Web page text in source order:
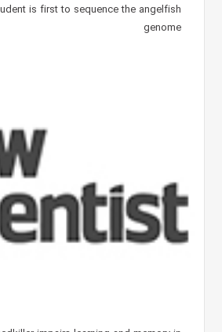
is first to sequence the angelfish
genome